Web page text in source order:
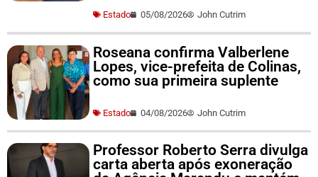
Estado 05/08/2026 John Cutrim
Roseana confirma Valberlene
Lopes, vice-prefeita de Colinas,
como sua primeira suplente
Estado 04/08/2026 John Cutrim
Professor Roberto Serra divulga
carta aberta após exoneração